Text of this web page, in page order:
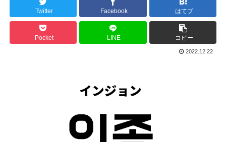
Twitter Facebook はてブ
Pocket LINE コピー
2022.12.22